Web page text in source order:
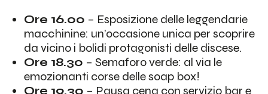
Ore 16.00 – Esposizione delle leggendarie
macchinine: un’occasione unica per scoprire
da vicino i bolidi protagonisti delle discese.
Ore 18.30 – Semaforo verde: al via le
emozionanti corse delle soap box!
Ore 19.30 – Pausa cena con servizio bar e